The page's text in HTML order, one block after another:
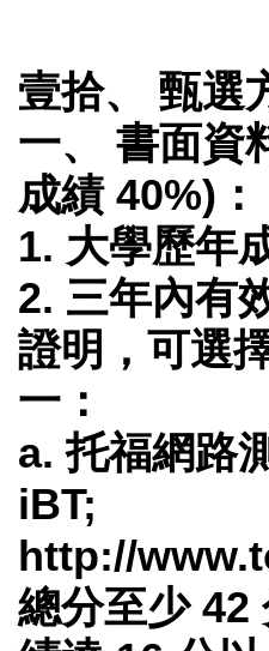
壹拾、 甄選
一、 書面資
成績 40%)：
1. 大學歷年
2. 三年內有
證明，可選
一：
a. 托福網路
iBT;
http://
總分至少 42